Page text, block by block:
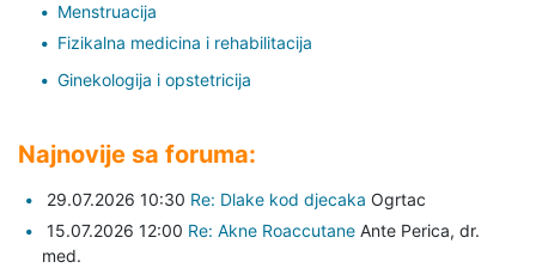
Menstruacija
Fizikalna medicina i rehabilitacija
Ginekologija i opstetricija
Najnovije sa foruma:
29.07.2026 10:30 Re: Dlake kod djecaka Ogrtac
15.07.2026 12:00 Re: Akne Roaccutane Ante Perica, dr.
med.